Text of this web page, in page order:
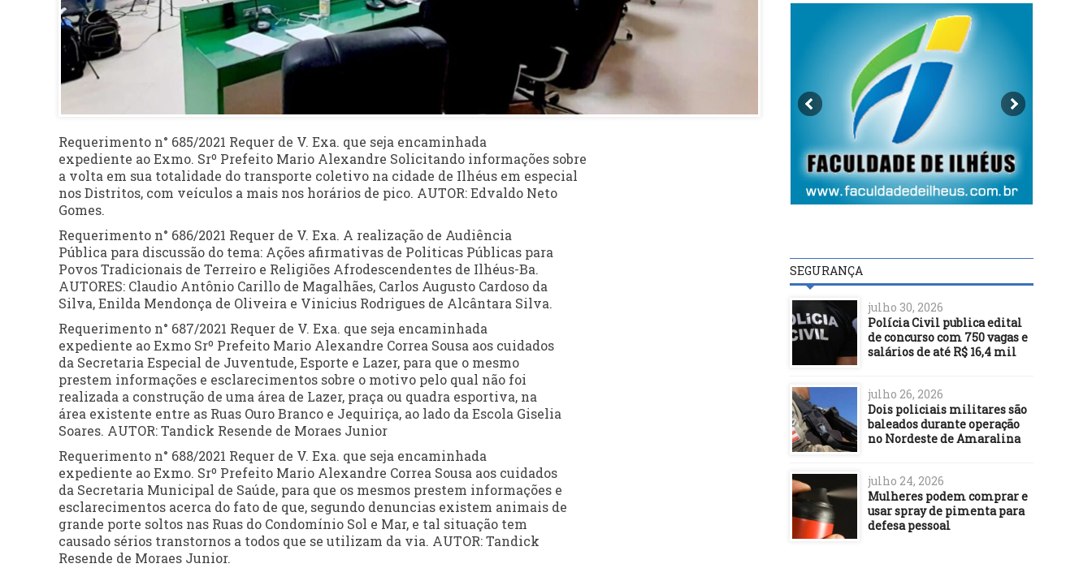
Requerimento n° 685/2021 Requer de V. Exa. que seja encaminhada
expediente ao Exmo. Srº Prefeito Mario Alexandre Solicitando informações sobre
a volta em sua totalidade do transporte coletivo na cidade de Ilhéus em especial
nos Distritos, com veículos a mais nos horários de pico. AUTOR: Edvaldo Neto
Gomes.
Requerimento n° 686/2021 Requer de V. Exa. A realização de Audiência
Pública para discussão do tema: Ações afirmativas de Politicas Públicas para
Povos Tradicionais de Terreiro e Religiões Afrodescendentes de Ilhéus-Ba.
AUTORES: Claudio Antônio Carillo de Magalhães, Carlos Augusto Cardoso da
Silva, Enilda Mendonça de Oliveira e Vinicius Rodrigues de Alcântara Silva.
Requerimento n° 687/2021 Requer de V. Exa. que seja encaminhada
expediente ao Exmo Srº Prefeito Mario Alexandre Correa Sousa aos cuidados
da Secretaria Especial de Juventude, Esporte e Lazer, para que o mesmo
prestem informações e esclarecimentos sobre o motivo pelo qual não foi
realizada a construção de uma área de Lazer, praça ou quadra esportiva, na
área existente entre as Ruas Ouro Branco e Jequiriça, ao lado da Escola Giselia
Soares. AUTOR: Tandick Resende de Moraes Junior
Requerimento n° 688/2021 Requer de V. Exa. que seja encaminhada
expediente ao Exmo. Srº Prefeito Mario Alexandre Correa Sousa aos cuidados
da Secretaria Municipal de Saúde, para que os mesmos prestem informações e
esclarecimentos acerca do fato de que, segundo denuncias existem animais de
grande porte soltos nas Ruas do Condomínio Sol e Mar, e tal situação tem
causado sérios transtornos a todos que se utilizam da via. AUTOR: Tandick
Resende de Moraes Junior.
SEGURANÇA
julho 30, 2026
Polícia Civil publica edital
de concurso com 750 vagas e
salários de até R$ 16,4 mil
julho 26, 2026
Dois policiais militares são
baleados durante operação
no Nordeste de Amaralina
julho 24, 2026
Mulheres podem comprar e
usar spray de pimenta para
defesa pessoal